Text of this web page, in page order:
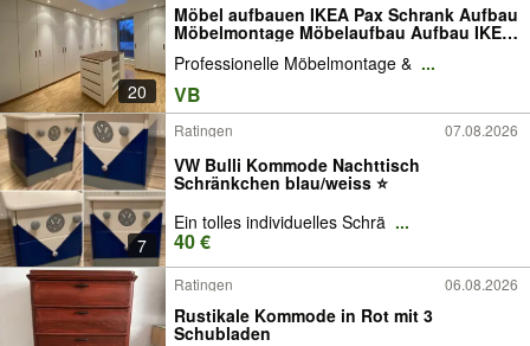
20
Möbel aufbauen IKEA Pax Schrank Aufbau
Möbelmontage Möbelaufbau Aufbau IKEA
Montage Schrank Bett Kommode Tisch
Aufbauservice Montageservice
Lampenanschluss Demontage Transport
PAX Lampe Montage
Professionelle Möbelmontage & ...
VB
7
Ratingen 07.08.2026
VW Bulli Kommode Nachttisch
Schränkchen blau/weiss ⭐️
Ein tolles individuelles Schrä ...
40 €
Ratingen 06.08.2026
Rustikale Kommode in Rot mit 3
Schubladen